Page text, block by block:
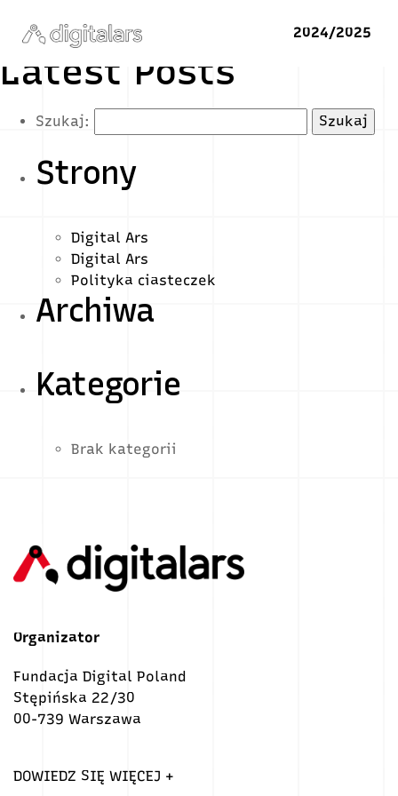
2024/2025
Latest Posts
Szukaj:
Strony
Digital Ars
Digital Ars
Polityka ciasteczek
Archiwa
Kategorie
Brak kategorii
Organizator
Fundacja Digital Poland
Stępińska 22/30
00-739 Warszawa
DOWIEDZ SIĘ WIĘCEJ +